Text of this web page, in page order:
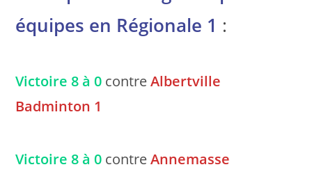
équipes en Régionale 1 :
Victoire 8 à 0 contreAlbertville
Badminton 1
Victoire 8 à 0 contreAnnemasse